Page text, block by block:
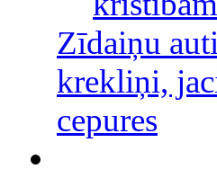
Zīdaiņu
krekliņi,
cepures